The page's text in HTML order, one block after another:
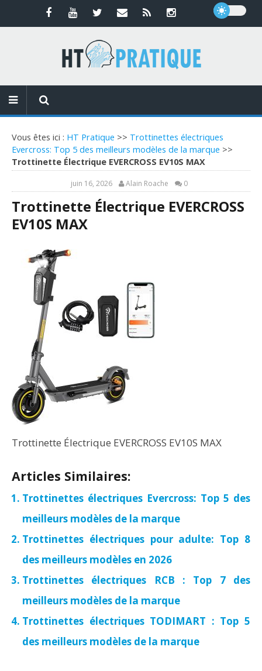
Vous êtes ici : HT Pratique >> Trottinettes électriques
Evercross: Top 5 des meilleurs modèles de la marque >>
Trottinette Électrique EVERCROSS EV10S MAX
juin 16, 2026 Alain Roache 0
Trottinette Électrique EVERCROSS
EV10S MAX
Trottinette Électrique EVERCROSS EV10S MAX
Articles Similaires:
Trottinettes électriques Evercross: Top 5 des
meilleurs modèles de la marque
Trottinettes électriques pour adulte: Top 8
des meilleurs modèles en 2026
Trottinettes électriques RCB : Top 7 des
meilleurs modèles de la marque
Trottinettes électriques TODIMART : Top 5
des meilleurs modèles de la marque